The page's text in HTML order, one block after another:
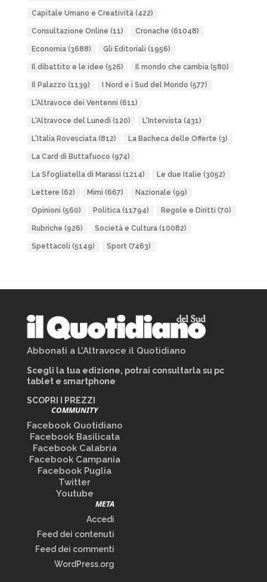
Capitale Umano e Creatività(422)
Consultazione Online (11) Cronache (61048)
Economia(3688) Gli Editoriali (1956)
Il dibattito e le idee (526) Il mondo che cambia(580)
Il Palazzo (1139) I Nord e i Sud del Mondo (577)
L'Altravoce dei Ventenni (611)
L'Altravoce del Lunedì (120) L'Intervista(431)
L'Italia Rovesciata(812) La Bacheca delle Offerte (3)
La Card di Buttafuoco (974)
La Sfogliatella di Marassi (1214) Le due Italie (3052)
Lettere (62) Mimì (667) Nazionale (99)
Opinioni (560) Politica(11794) Regole e Diritti (70)
Rubriche (926) Società e Cultura(10082)
Spettacoli (5149) Sport(7463)
Abbonati a L’Altravoce il Quotidiano
Scegli la tua edizione, potrai consultarla su pc
tablet e smartphone
SCOPRI I PREZZI
COMMUNITY
Facebook Quotidiano
Facebook Basilicata
Facebook Calabria
Facebook Campania
Facebook Puglia
Twitter
Youtube
META
Accedi
Feed dei contenuti
Feed dei commenti
WordPress.org